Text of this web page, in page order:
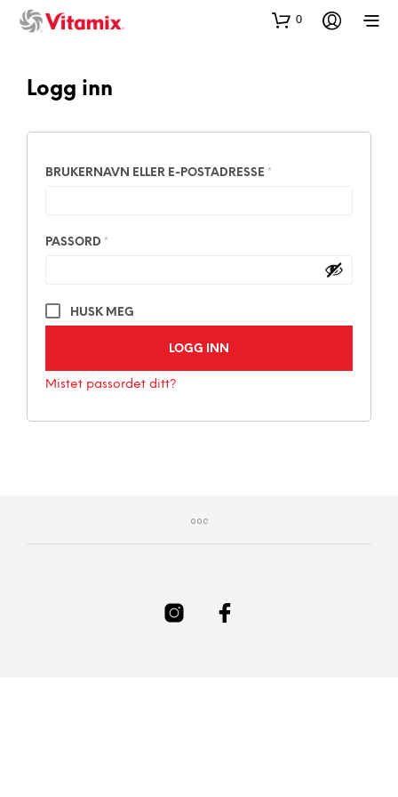
0
Logg inn
BRUKERNAVN ELLER E-POSTADRESSE *
PASSORD *
HUSK MEG
LOGG INN
Mistet passordet ditt?